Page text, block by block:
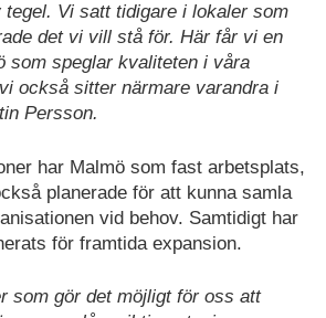
tegel. Vi satt tidigare i lokaler som
det vi vill stå för. Här får vi en
som speglar kvaliteten i våra
också sitter närmare varandra i
Persson.
har Malmö som fast arbetsplats,
planerade för att kunna samla
vid behov. Samtidigt har
för framtida expansion.
som gör det möjligt för oss att